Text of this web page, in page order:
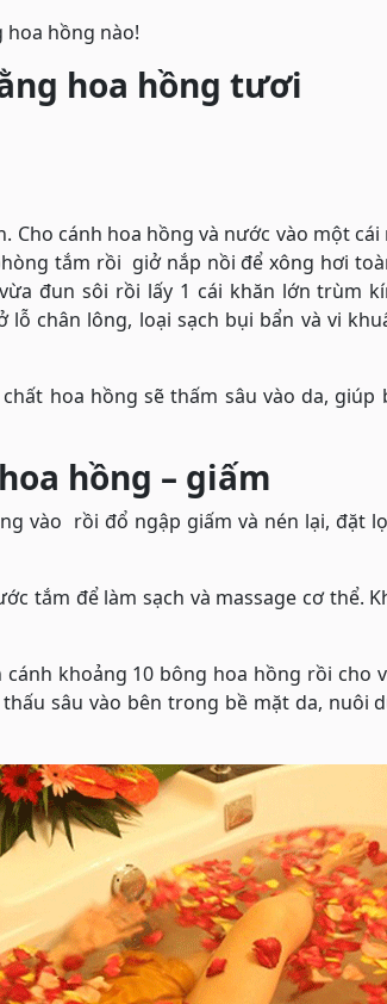
hoa hồng nào!
hoa hồng tươi
cánh hoa hồng và nước vào một
tắm rồi giở nắp nồi để xông hơi
đun sôi rồi lấy 1 cái khăn lớn trùm
chân lông, loại sạch bụi bẩn và vi
hoa hồng sẽ thấm sâu vào da, giúp
hồng – giấm
vào rồi đổ ngập giấm và nén lại, đặt
tắm để làm sạch và massage cơ thể.
cánh khoảng 10 bông hoa hồng rồi cho
sâu vào bên trong bề mặt da, nuôi